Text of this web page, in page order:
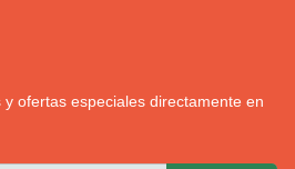
ofertas especiales directamente en